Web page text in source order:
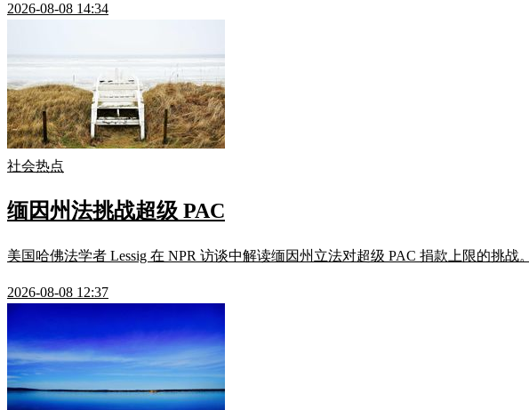
2026-08-08 14:34
社会热点
缅因州法挑战超级 PAC
美国哈佛法学者 Lessig 在 NPR 访谈中解读缅因州立法对超级 PAC 捐款上限的挑
2026-08-08 12:37